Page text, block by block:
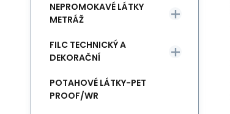
NEPROMOKAVÉ LÁTKY
METRÁŽ
FILC TECHNICKÝ A
DEKORAČNÍ
POTAHOVÉ LÁTKY-PET
PROOF/WR